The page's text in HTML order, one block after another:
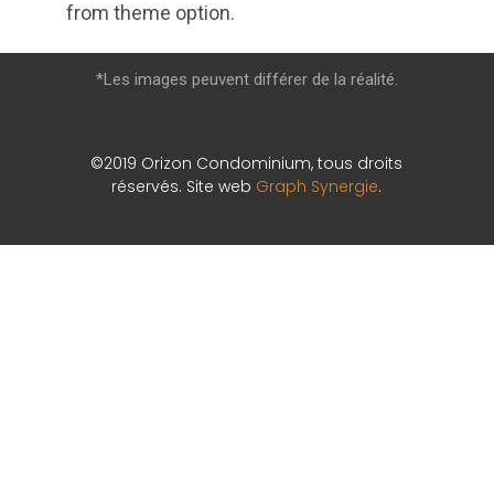
from theme option.
*Les images peuvent différer de la réalité.
©2019 Orizon Condominium, tous droits
réservés. Site web Graph Synergie.